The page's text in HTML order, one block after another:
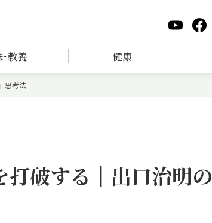
･教養 健康
思考法
破する｜出口治明の